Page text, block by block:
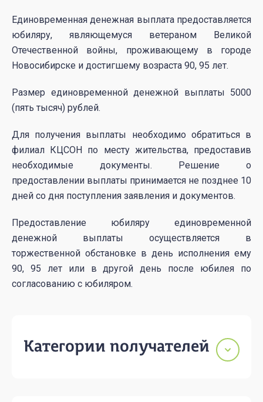
Единовременная денежная выплата предоставляется
юбиляру, являющемуся ветераном Великой
Отечественной войны, проживающему в городе
Новосибирске и достигшему возраста 90, 95 лет.
Размер единовременной денежной выплаты 5000
(пять тысяч) рублей.
Для получения выплаты необходимо обратиться в
филиал КЦСОН по месту жительства, предоставив
необходимые документы. Решение о
предоставлении выплаты принимается не позднее 10
дней со дня поступления заявления и документов.
Предоставление юбиляру единовременной
денежной выплаты осуществляется в
торжественной обстановке в день исполнения ему
90, 95 лет или в другой день после юбилея по
согласованию с юбиляром.
Категории получателей